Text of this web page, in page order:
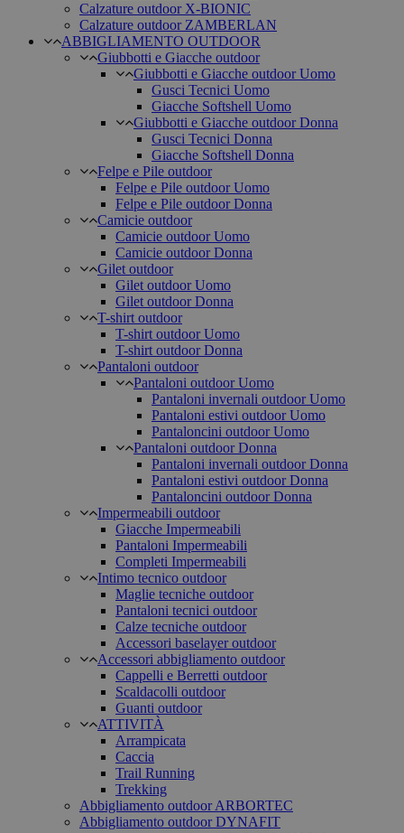
Calzature outdoor X-BIONIC
Calzature outdoor ZAMBERLAN
ABBIGLIAMENTO OUTDOOR
Giubbotti e Giacche outdoor
Giubbotti e Giacche outdoor Uomo
Gusci Tecnici Uomo
Giacche Softshell Uomo
Giubbotti e Giacche outdoor Donna
Gusci Tecnici Donna
Giacche Softshell Donna
Felpe e Pile outdoor
Felpe e Pile outdoor Uomo
Felpe e Pile outdoor Donna
Camicie outdoor
Camicie outdoor Uomo
Camicie outdoor Donna
Gilet outdoor
Gilet outdoor Uomo
Gilet outdoor Donna
T-shirt outdoor
T-shirt outdoor Uomo
T-shirt outdoor Donna
Pantaloni outdoor
Pantaloni outdoor Uomo
Pantaloni invernali outdoor Uomo
Pantaloni estivi outdoor Uomo
Pantaloncini outdoor Uomo
Pantaloni outdoor Donna
Pantaloni invernali outdoor Donna
Pantaloni estivi outdoor Donna
Pantaloncini outdoor Donna
Impermeabili outdoor
Giacche Impermeabili
Pantaloni Impermeabili
Completi Impermeabili
Intimo tecnico outdoor
Maglie tecniche outdoor
Pantaloni tecnici outdoor
Calze tecniche outdoor
Accessori baselayer outdoor
Accessori abbigliamento outdoor
Cappelli e Berretti outdoor
Scaldacolli outdoor
Guanti outdoor
ATTIVITÀ
Arrampicata
Caccia
Trail Running
Trekking
Abbigliamento outdoor ARBORTEC
Abbigliamento outdoor DYNAFIT